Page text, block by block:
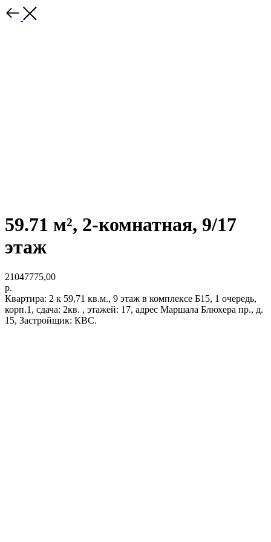
59.71 м², 2-комнатная, 9/17
этаж
21047775,00
р.
Квартира: 2 к 59,71 кв.м., 9 этаж в комплексе Б15, 1 очередь,
корп.1, сдача: 2кв. , этажей: 17, адрес Маршала Блюхера пр., д.
15, Застройщик: КВС.